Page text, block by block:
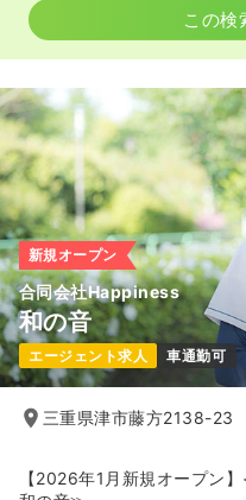
給与 時給1,370円〜
時間
8:45～17:00
時給1,500円以上可
気になる
この検
新規オープン
合同会社Happiness
和の音
エージェント求人 車通勤可
三重県津市藤方2138-23
【2026年1月新規オープン